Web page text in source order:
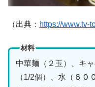
（出典： https://www.tv-
材料
中華麺（２玉）、キ
（1/2個）、水（６０